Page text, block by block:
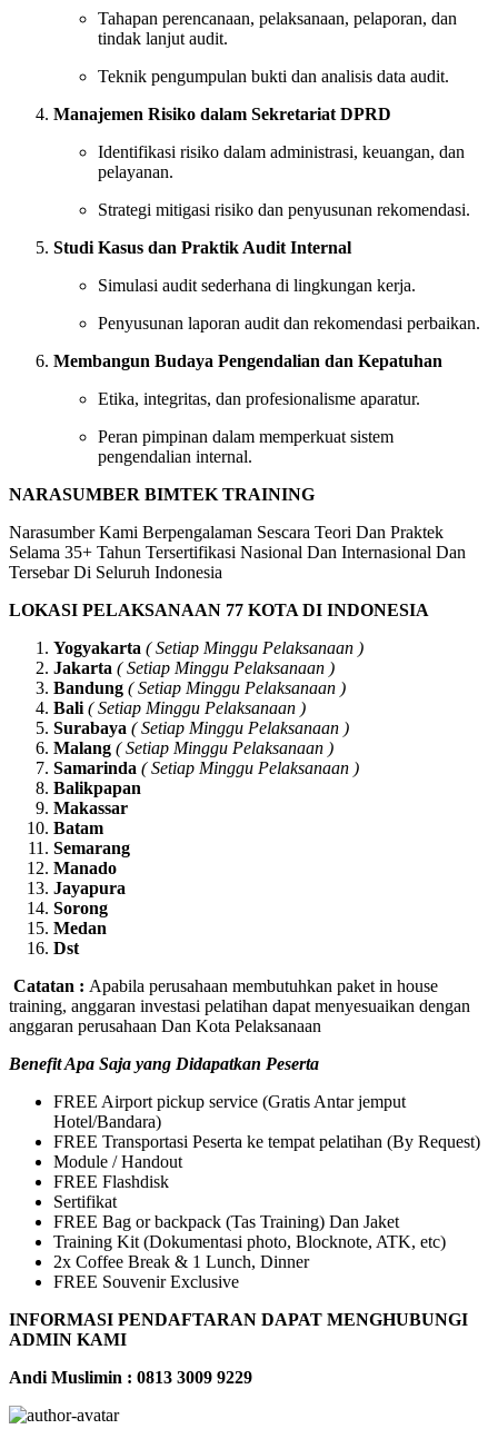
Tahapan perencanaan, pelaksanaan, pelaporan, dan
tindak lanjut audit.
Teknik pengumpulan bukti dan analisis data audit.
Manajemen Risiko dalam Sekretariat DPRD
Identifikasi risiko dalam administrasi, keuangan, dan
pelayanan.
Strategi mitigasi risiko dan penyusunan rekomendasi.
Studi Kasus dan Praktik Audit Internal
Simulasi audit sederhana di lingkungan kerja.
Penyusunan laporan audit dan rekomendasi perbaikan.
Membangun Budaya Pengendalian dan Kepatuhan
Etika, integritas, dan profesionalisme aparatur.
Peran pimpinan dalam memperkuat sistem
pengendalian internal.
NARASUMBER BIMTEK TRAINING
Narasumber Kami Berpengalaman Sescara Teori Dan Praktek
Selama 35+ Tahun Tersertifikasi Nasional Dan Internasional Dan
Tersebar Di Seluruh Indonesia
LOKASI PELAKSANAAN 77 KOTA DI INDONESIA
Yogyakarta ( Setiap Minggu Pelaksanaan )
Jakarta ( Setiap Minggu Pelaksanaan )
Bandung ( Setiap Minggu Pelaksanaan )
Bali ( Setiap Minggu Pelaksanaan )
Surabaya ( Setiap Minggu Pelaksanaan )
Malang ( Setiap Minggu Pelaksanaan )
Samarinda ( Setiap Minggu Pelaksanaan )
Balikpapan
Makassar
Batam
Semarang
Manado
Jayapura
Sorong
Medan
Dst
Catatan : Apabila perusahaan membutuhkan paket in house
training, anggaran investasi pelatihan dapat menyesuaikan dengan
anggaran perusahaan Dan Kota Pelaksanaan
Benefit Apa Saja yang Didapatkan Peserta
FREE Airport pickup service (Gratis Antar jemput
Hotel/Bandara)
FREE Transportasi Peserta ke tempat pelatihan (By Request)
Module / Handout
FREE Flashdisk
Sertifikat
FREE Bag or backpack (Tas Training) Dan Jaket
Training Kit (Dokumentasi photo, Blocknote, ATK, etc)
2x Coffee Break & 1 Lunch, Dinner
FREE Souvenir Exclusive
INFORMASI PENDAFTARAN DAPAT MENGHUBUNGI
ADMIN KAMI
Andi Muslimin : 0813 3009 9229